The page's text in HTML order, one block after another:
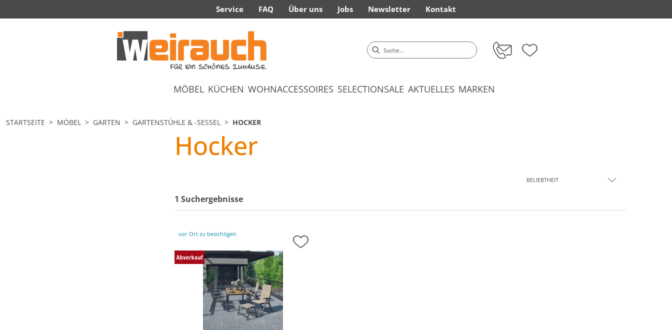
Service FAQ Über uns Jobs Newsletter Kontakt
MÖBEL KÜCHEN WOHNACCESSOIRES SELECTIONSALE AKTUELLES MARKEN
STARTSEITE MÖBEL GARTEN GARTENSTÜHLE & -SESSEL HOCKER
Hocker
BELIEBTHEIT
1 Suchergebnisse
vor Ort zu besichtigen